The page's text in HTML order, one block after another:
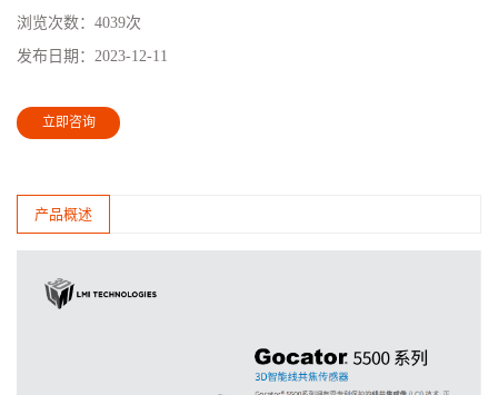
浏览次数： 4039次
发布日期： 2023-12-11
立即咨询
产品概述